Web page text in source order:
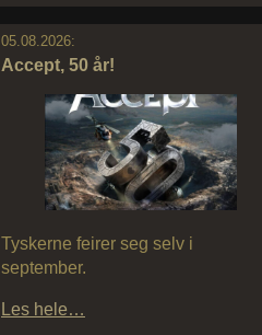
05.08.2026:
Accept, 50 år!
Tyskerne feirer seg selv i
september.
Les hele…